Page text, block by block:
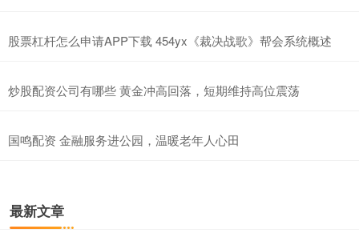
股票杠杆怎么申请APP下载 454yx《裁决战歌》帮会系统概述
炒股配资公司有哪些 黄金冲高回落，短期维持高位震荡
国鸣配资 金融服务进公园，温暖老年人心田
最新文章